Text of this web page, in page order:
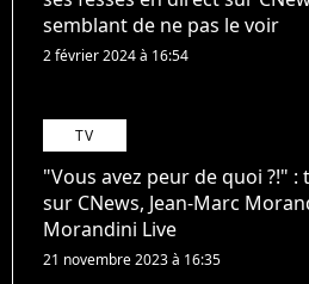
semblant de ne pas le voir
2 février 2024 à 16:54
TV
"Vous avez peur de quoi ?!"
sur CNews, Jean-Marc
Morandini Live
21 novembre 2023 à 16:35